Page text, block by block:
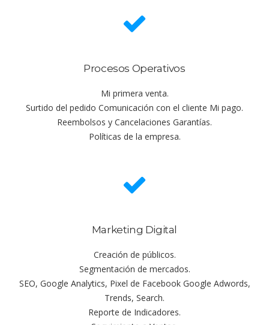
Procesos Operativos
Mi primera venta.
Surtido del pedido Comunicación con el cliente Mi pago.
Reembolsos y Cancelaciones Garantías.
Políticas de la empresa.
Marketing Digital
Creación de públicos.
Segmentación de mercados.
SEO, Google Analytics, Pixel de Facebook Google Adwords,
Trends, Search.
Reporte de Indicadores.